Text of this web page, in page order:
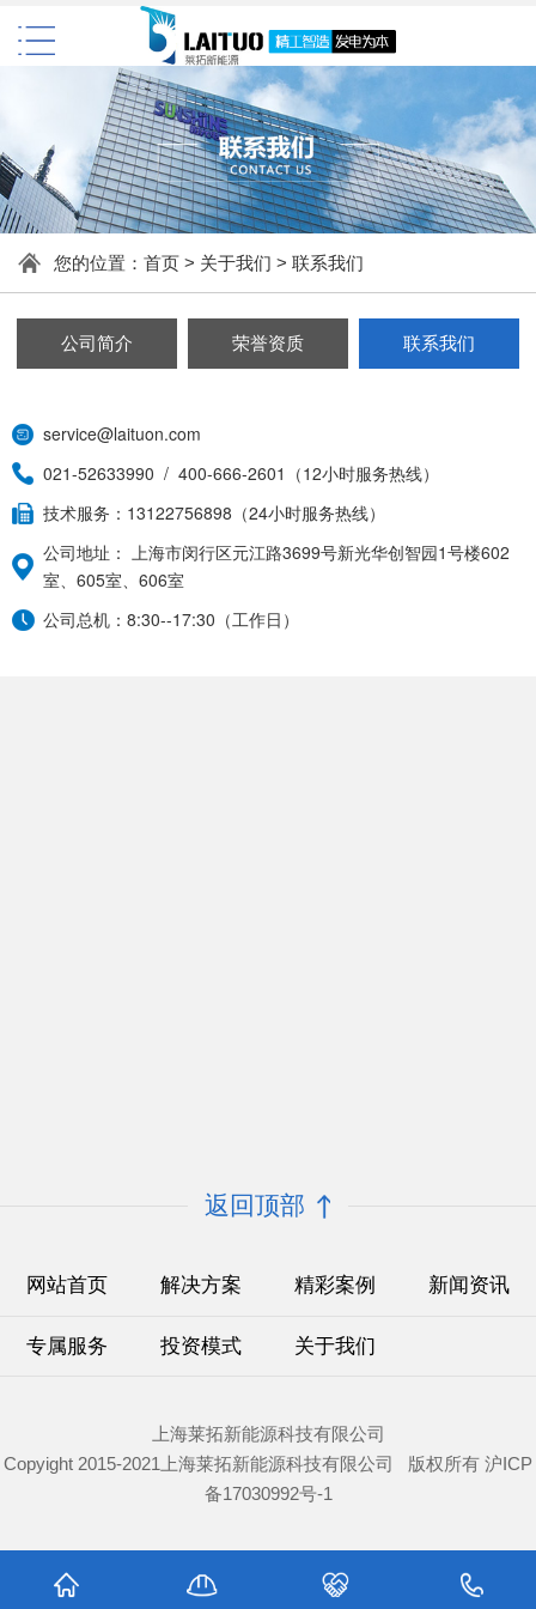
您的位置： 首页> 关于我们 > 联系我们
公司简介 荣誉资质 联系我们
service@laituon.com
021-52633990 / 400-666-2601 （12小时服务热线）
技术服务：13122756898（24小时服务热线）
公司地址： 上海市闵行区元江路3699号新光华创智园1号楼602
室、605室、606室
公司总机：8:30--17:30（工作日）
返回顶部
网站首页 解决方案 精彩案例 新闻资讯
专属服务 投资模式 关于我们
上海莱拓新能源科技有限公司
Copyight 2015-2021上海莱拓新能源科技有限公司 版权所有 沪ICP
备17030992号-1